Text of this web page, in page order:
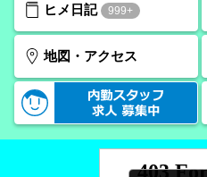
ヒメ日記 999+
地図・アクセス